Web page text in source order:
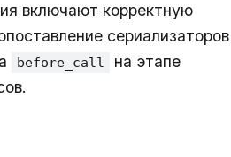
включают корректную
сериализаторов
before_call
на этапе